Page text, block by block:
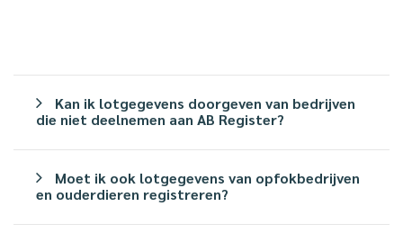
Kan ik lotgegevens doorgeven van bedrijven
die niet deelnemen aan AB Register?
Moet ik ook lotgegevens van opfokbedrijven
en ouderdieren registreren?